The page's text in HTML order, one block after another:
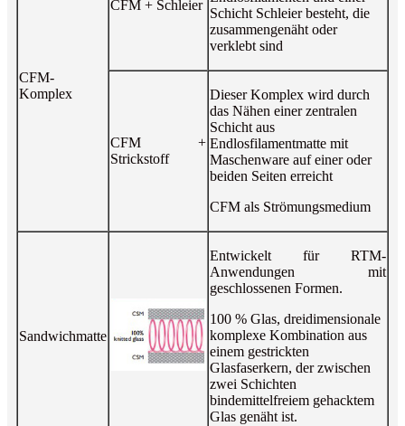
CFM-
Komplex
CFM + Schleier
Schicht Schleier besteht, die
zusammengenäht oder
verklebt sind
CFM +
Strickstoff
Dieser Komplex wird durch
das Nähen einer zentralen
Schicht aus
Endlosfilamentmatte mit
Maschenware auf einer oder
beiden Seiten erreicht
CFM als Strömungsmedium
Sandwichmatte
Entwickelt für RTM-
Anwendungen mit
geschlossenen Formen.
100 % Glas, dreidimensionale
komplexe Kombination aus
einem gestrickten
Glasfaserkern, der zwischen
zwei Schichten
bindemittelfreiem gehacktem
Glas genäht ist.